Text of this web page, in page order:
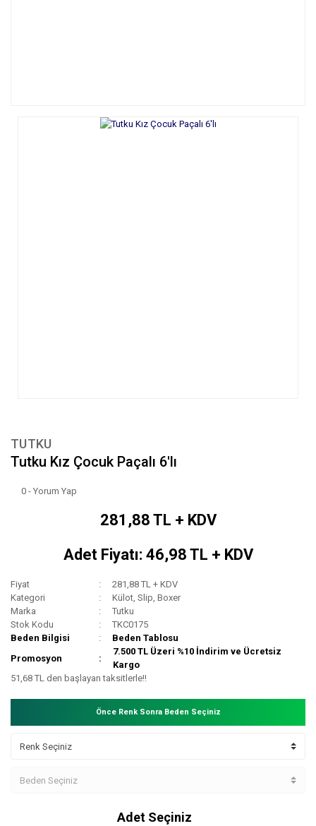
TUTKU
Tutku Kız Çocuk Paçalı 6'lı
0 - Yorum Yap
281,88 TL + KDV
Adet Fiyatı: 46,98 TL + KDV
Fiyat
281,88 TL + KDV
Kategori
Külot, Slip, Boxer
Marka
Tutku
Stok Kodu
TKC0175
Beden Bilgisi
Beden Tablosu
Promosyon
7.500 TL Üzeri %10 İndirim ve Ücretsiz
Kargo
51,68 TL den başlayan taksitlerle!!
Önce Renk Sonra Beden Seçiniz
Adet Seçiniz